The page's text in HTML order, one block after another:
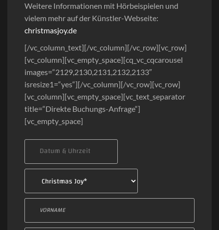
Weitere Informationen mit Hörbeispielen und
vielem mehr auf der Künstler-Webseite:
christmasjoy.de
[/vc_column_text][/vc_column][/vc_row][vc_row]
[vc_column][vc_empty_space][cq_vc_cqcarousel
images=“2129,2130,2131,2132,2133″
isresize1=“yes“][/vc_column][/vc_row][vc_row]
[vc_column][vc_empty_space][vc_text_separator
title=“Direkte Buchungs-Anfrage“]
[vc_empty_space]